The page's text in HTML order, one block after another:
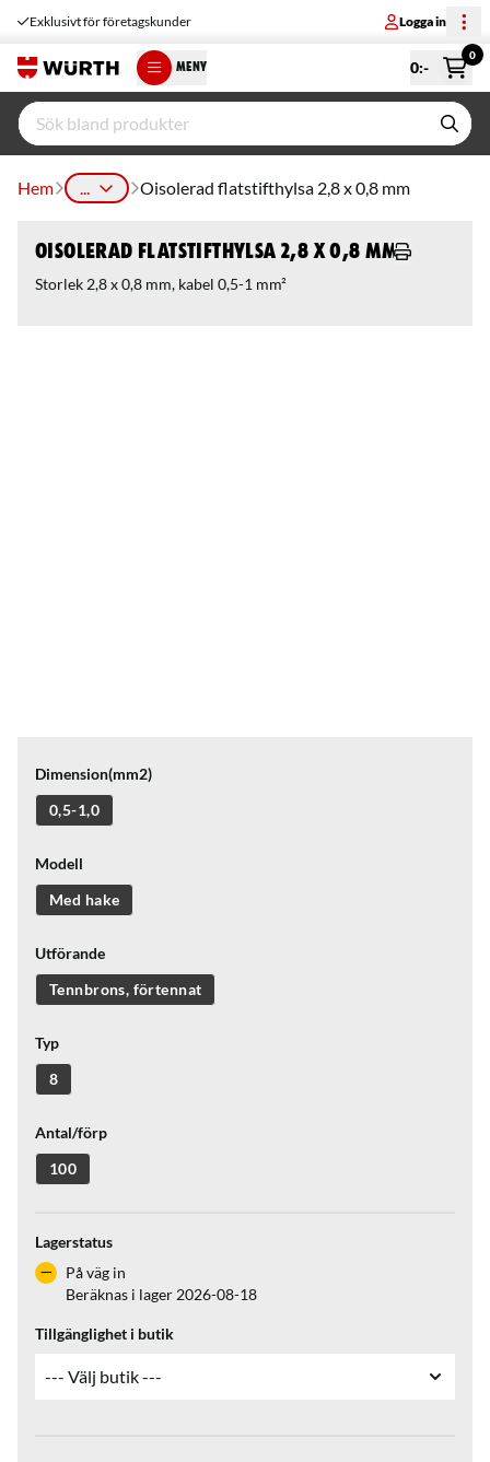
Exklusivt för företagskunder Logga in
MENY 0:-
0
Hem ... Oisolerad flatstifthylsa 2,8 x 0,8 mm
Oisolerad flatstifthylsa 2,8 x 0,8 mm
Storlek 2,8 x 0,8 mm, kabel 0,5-1 mm²
Dimension(mm2)
0,5-1,0
Modell
Med hake
Utförande
Tennbrons, förtennat
Typ
8
Antal/förp
100
Lagerstatus
På väg in
Beräknas i lager 2026-08-18
Tillgänglighet i butik